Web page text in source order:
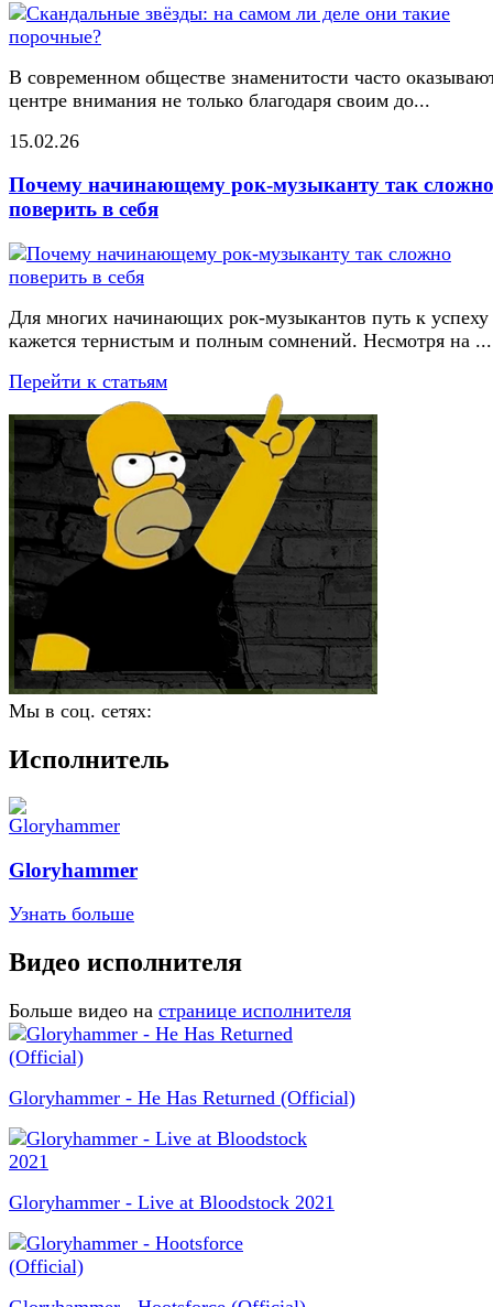
В современном обществе знаменитости часто
центре внимания не только благодаря своим до...
15.02.26
Почему начинающему рок-музыканту так сложно
поверить в себя
Для многих начинающих рок-музыкантов путь к успеху
кажется тернистым и полным сомнений. Несмотря на ...
Перейти к статьям
Мы в соц. сетях:
Исполнитель
Gloryhammer
Узнать больше
Видео исполнителя
Больше видео на странице исполнителя
Gloryhammer - He Has Returned (Official)
Gloryhammer - Live at Bloodstock 2021